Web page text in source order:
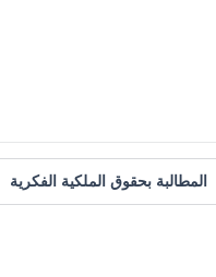
المطالبة بحقوق الملكية الفكرية